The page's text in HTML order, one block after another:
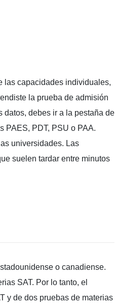
las capacidades individuales,
la prueba de admisión
datos, debes ir a la pestaña de
PAES, PDT, PSU o PAA.
universidades. Las
suelen tardar entre minutos
o canadiense.
SAT. Por lo tanto, el
y de dos pruebas de materias